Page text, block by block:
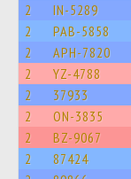
2 IN-5289
2 PAB-5858
2 APH-7820
2 YZ-4788
2 37933
2 ON-3835
2 BZ-9067
2 87424